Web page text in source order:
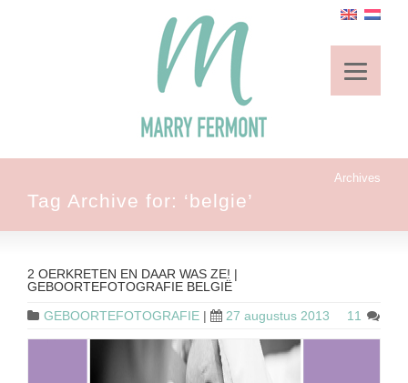
Archives
Tag Archive for: ‘belgie’
2 OERKRETEN EN DAAR WAS ZE! |
GEBOORTEFOTOGRAFIE BELGIË
GEBOORTEFOTOGRAFIE | 27 augustus 2013 11